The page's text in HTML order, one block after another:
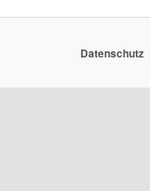
Datenschutz